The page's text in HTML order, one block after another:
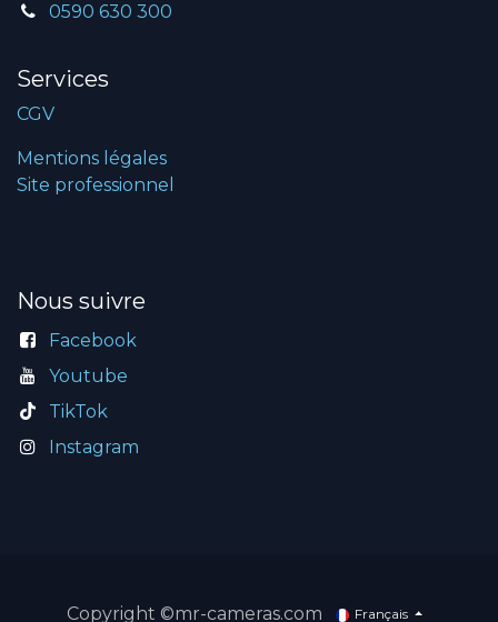
0590 630 300
Services
CGV
Mentions légales
Site professionnel
Nous suivre
Facebook
Youtube
TikTok
Instagram
Copyright ©mr-cameras.com Français